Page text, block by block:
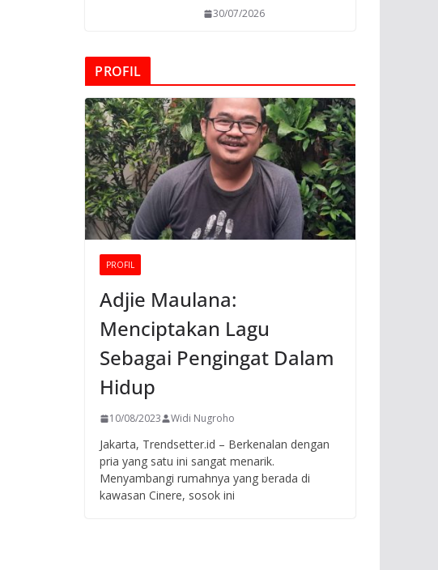
30/07/2026
PROFIL
PROFIL
Adjie Maulana:
Menciptakan Lagu
Sebagai Pengingat Dalam
Hidup
10/08/2023 Widi Nugroho
Jakarta, Trendsetter.id – Berkenalan dengan
pria yang satu ini sangat menarik.
Menyambangi rumahnya yang berada di
kawasan Cinere, sosok ini